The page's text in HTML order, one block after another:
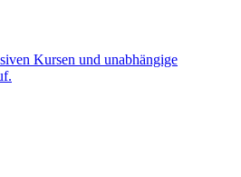
Kursen und unabhängige